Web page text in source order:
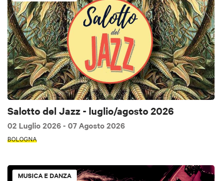
Salotto del Jazz - luglio/agosto 2026
02 Luglio 2026- 07 Agosto 2026
BOLOGNA
MUSICA E DANZA